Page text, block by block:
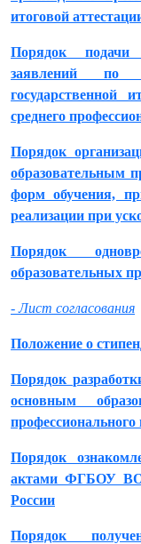
итоговой
Порядок подачи
заявлений по
государственной
среднего
Порядок
образовательным
форм обучения,
реализации при
Порядок
образовательных
- Лист согласования
Положение о
Порядок
основным
Порядок
актами ФГБОУ ВО
России
Порядок